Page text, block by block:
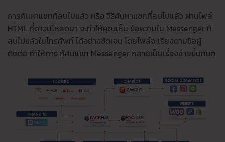
การค้นหาแชทที่ลบไปแล้ว หรือ วิธีค้นหาแชทที่ลบไปแล้ว ผ่านไฟล์
HTML ที่ดาวน์โหลดมา จะทำให้คุณเห็น ข้อความใน Messenger ที่
ลบไปแล้วในโทรศัพท์ ได้อย่างชัดเจน โดยไฟล์จะเรียงตามชื่อผู้
ติดต่อ ทำให้การ กู้คืนแชท Messenger กลายเป็นเรื่องง่ายขึ้นทันที